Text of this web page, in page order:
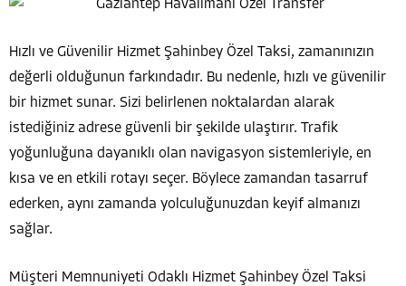
Hızlı ve Güvenilir Hizmet Şahinbey Özel Taksi, zamanınızın
değerli olduğunun farkındadır. Bu nedenle, hızlı ve güvenilir
bir hizmet sunar. Sizi belirlenen noktalardan alarak
istediğiniz adrese güvenli bir şekilde ulaştırır. Trafik
yoğunluğuna dayanıklı olan navigasyon sistemleriyle, en
kısa ve en etkili rotayı seçer. Böylece zamandan tasarruf
ederken, aynı zamanda yolculuğunuzdan keyif almanızı
sağlar.
Müşteri Memnuniyeti Odaklı Hizmet Şahinbey Özel Taksi